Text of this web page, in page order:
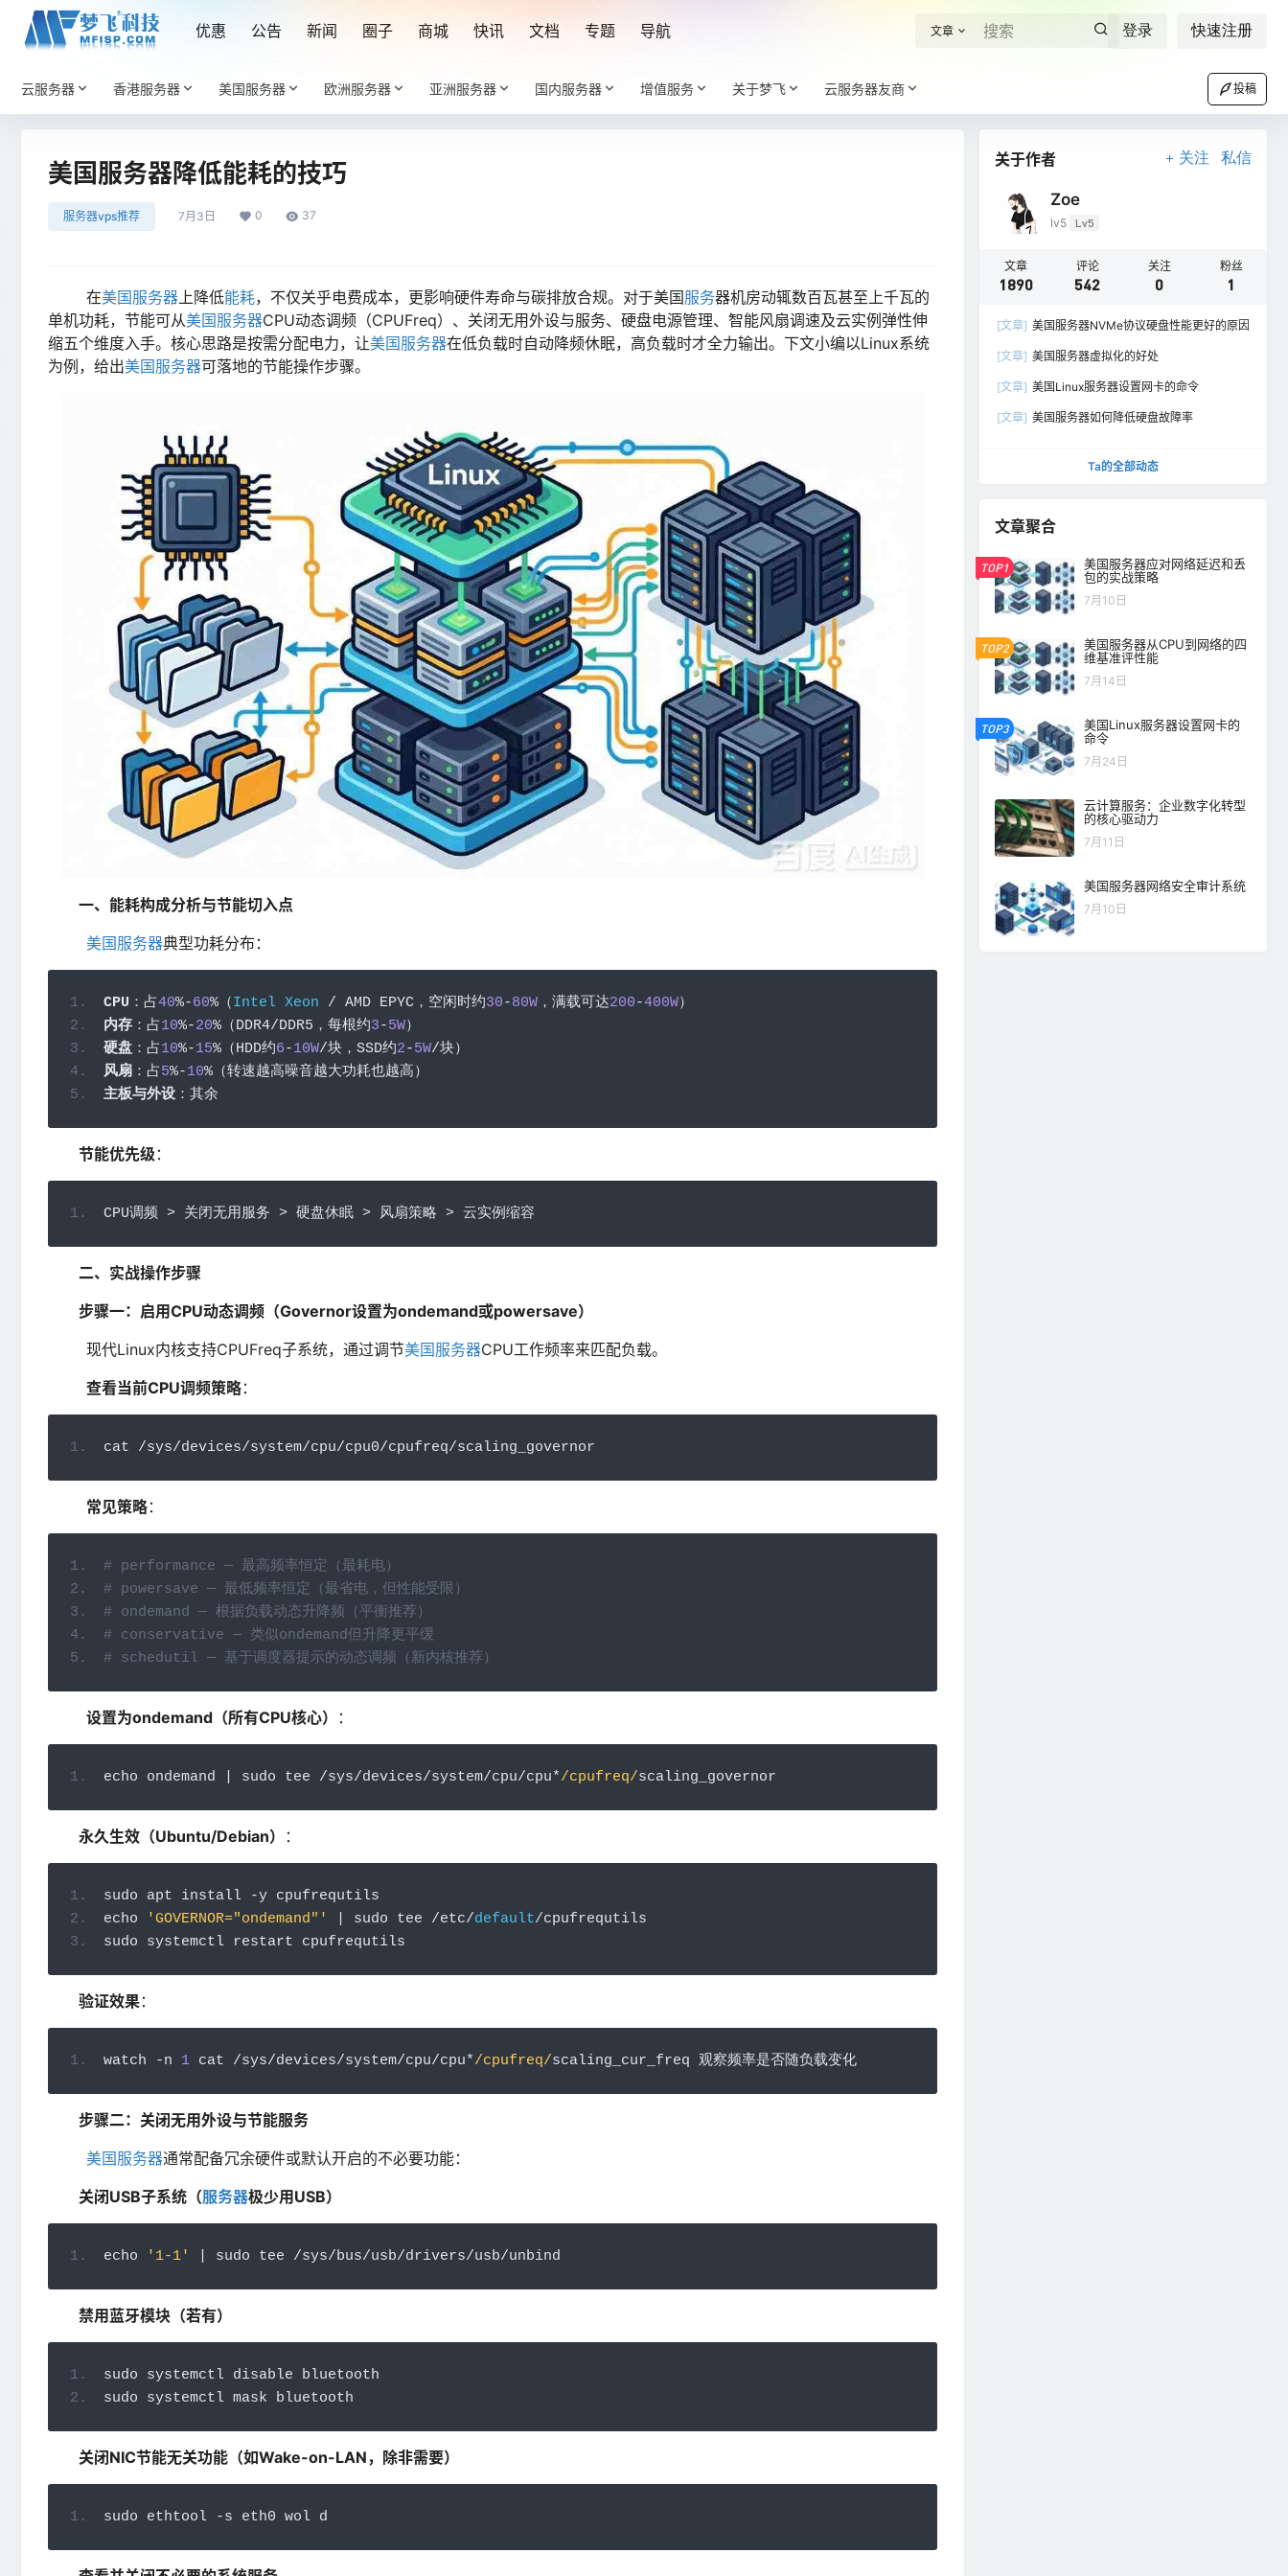
优惠 公告 新闻 圈子 商城 快讯 文档 专题 导航 文章 登录 快速注册
云服务器 香港服务器 美国服务器 欧洲服务器 亚洲服务器 国内服务器 增值服务 关于梦飞 云服务器友商 投稿
美国服务器降低能耗的技巧
服务器vps推荐 7月3日 0 37
在美国服务器上降低能耗，不仅关乎电费成本，更影响硬件寿命与碳排放合规。对于美国服务器机房动辄数百瓦甚至上千瓦的
单机功耗，节能可从美国服务器CPU动态调频（CPUFreq）、关闭无用外设与服务、硬盘电源管理、智能风扇调速及云实例弹性伸
缩五个维度入手。核心思路是按需分配电力，让美国服务器在低负载时自动降频休眠，高负载时才全力输出。下文小编以Linux系统
为例，给出美国服务器可落地的节能操作步骤。
一、能耗构成分析与节能切入点
美国服务器典型功耗分布：
CPU ：占40%-60%（Intel Xeon / AMD EPYC，空闲时约30-80W，满载可达200-400W）
内存：占10%-20%（DDR4/DDR5 ，每根约3-5W）
硬盘：占10%-15%（HDD约6-10W/块， SSD约2-5W/块）
风扇：占5%-10%（转速越高噪音越大功耗也越高）
主板与外设：其余
节能优先级 ：
CPU调频 > 关闭无用服务 > 硬盘休眠 > 风扇策略 > 云实例缩容
二、实战操作步骤
步骤一：启用CPU动态调频（Governor设置为ondemand或powersave）
现代Linux内核支持CPUFreq子系统，通过调节美国服务器CPU工作频率来匹配负载。
查看当前CPU调频策略：
cat /sys/devices/system/cpu/cpu0/cpufreq/scaling_governor
常见策略：
# performance — 最高频率恒定（最耗电）
# powersave — 最低频率恒定（最省电，但性能受限）
# ondemand — 根据负载动态升降频（平衡推荐）
# conservative — 类似ondemand但升降更平缓
# schedutil — 基于调度器提示的动态调频（新内核推荐）
设置为ondemand（所有CPU核心） ：
echo ondemand sudo tee /sys/devices/system/cpu/cpu*/cpufreq/scaling_governor
永久生效（Ubuntu/Debian） ：
sudo apt install -y cpufrequtils
echo
'GOVERNOR="ondemand"' sudo tee /etc/default/cpufrequtils
sudo systemctl restart cpufrequtils
验证效果：
watch -n 1 cat /sys/devices/system/cpu/cpu*/cpufreq/scaling_cur_freq 观察频率是否随负载变化
步骤二：关闭无用外设与节能服务
美国服务器通常配备冗余硬件或默认开启的不必要功能：
关闭USB子系统（服务器极少用USB）
echo '1-1' sudo tee /sys/bus/usb/drivers/usb/unbind
禁用蓝牙模块（若有）
sudo systemctl disable bluetooth
sudo systemctl mask bluetooth
关闭NIC节能无关功能（如Wake-on-LAN，除非需要）
sudo ethtool -s eth0 wol d
关于作者 关注 私信
Zoe
lv5 Lv5
文章
1890
评论
542
关注
0
粉丝
1
[文章] 美国服务器NVMe协议硬盘性能更好的原因
[文章] 美国服务器虚拟化的好处
[文章] 美国Linux服务器设置网卡的命令
[文章] 美国服务器如何降低硬盘故障率
Ta的全部动态
文章聚合
TOP1
美国服务器应对网络延迟和丢
包的实战策略
7月10日
TOP2
美国服务器从CPU到网络的四
维基准评性能
7月14日
TOP3
美国Linux服务器设置网卡的
命令
7月24日
云计算服务：企业数字化转型
的核心驱动力
7月11日
美国服务器网络安全审计系统
7月10日